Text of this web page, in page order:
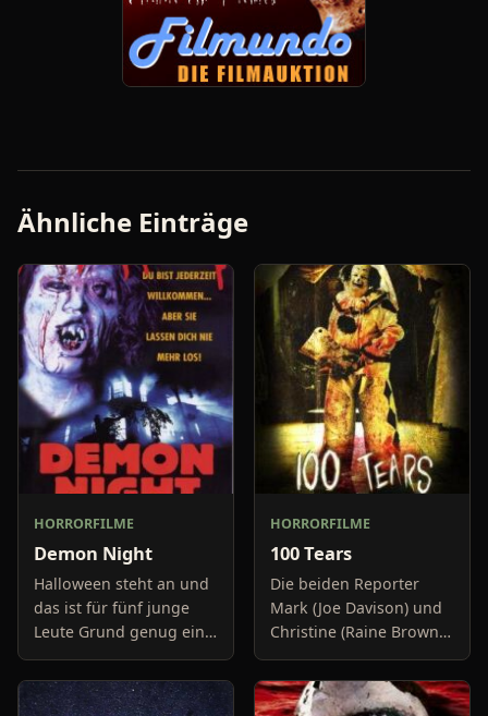
Ähnliche Einträge
HORRORFILME
Demon Night
Halloween steht an und
das ist für fünf junge
Leute Grund genug eine
Gruselparty zu
besuchen. Sie fahren mit
einem großen Van und
HORRORFILME
100 Tears
Die beiden Reporter
Mark (Joe Davison) und
Christine (Raine Brown)
haben keine Lust mehr
auf belanglose
Boulevard-Meldungen